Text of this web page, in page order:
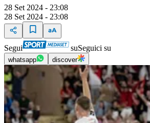
28 Set 2024 - 23:08
28 Set 2024 - 23:08
Segui suSeguici su
whatsapp discover